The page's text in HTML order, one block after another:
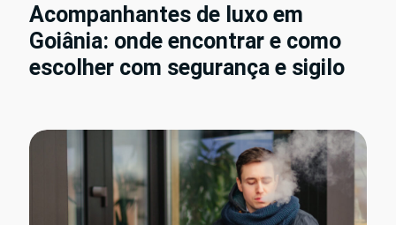
Acompanhantes de luxo em
Goiânia: onde encontrar e como
escolher com segurança e sigilo